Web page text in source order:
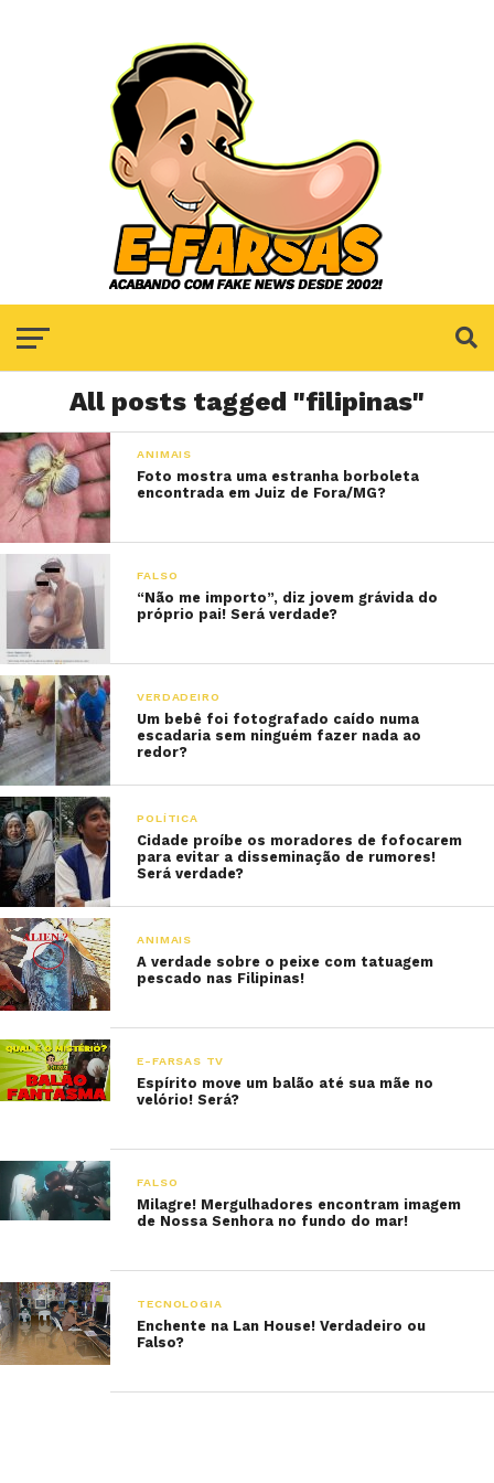
All posts tagged "filipinas"
ANIMAIS
Foto mostra uma estranha borboleta
encontrada em Juiz de Fora/MG?
FALSO
“Não me importo”, diz jovem grávida do
próprio pai! Será verdade?
VERDADEIRO
Um bebê foi fotografado caído numa
escadaria sem ninguém fazer nada ao
redor?
POLÍTICA
Cidade proíbe os moradores de fofocarem
para evitar a disseminação de rumores!
Será verdade?
ANIMAIS
A verdade sobre o peixe com tatuagem
pescado nas Filipinas!
E-FARSAS TV
Espírito move um balão até sua mãe no
velório! Será?
FALSO
Milagre! Mergulhadores encontram imagem
de Nossa Senhora no fundo do mar!
TECNOLOGIA
Enchente na Lan House! Verdadeiro ou
Falso?